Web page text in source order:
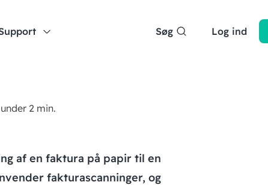
Søg Log ind
2 min.
af en faktura på papir til en
fakturascanninger, og